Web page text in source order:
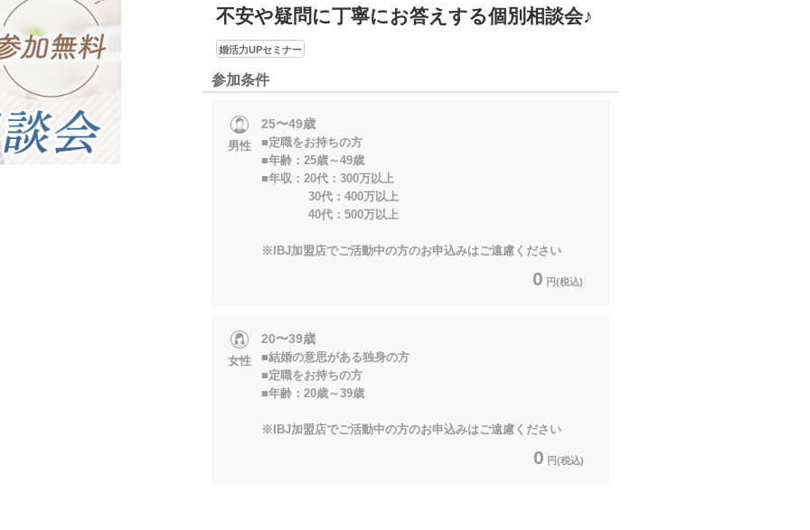
不安や疑問に丁寧にお答えする個別相談会♪
婚活力UPセミナー
参加条件
男性
25〜49歳
■定職をお持ちの方
■年齢：25歳～49歳
■年収：20代：300万以上
30代：400万以上
40代：500万以上
※IBJ加盟店でご活動中の方のお申込みはご遠慮ください
0 円(税込)
女性
20〜39歳
■結婚の意思がある独身の方
■定職をお持ちの方
■年齢：20歳～39歳
※IBJ加盟店でご活動中の方のお申込みはご遠慮ください
0 円(税込)